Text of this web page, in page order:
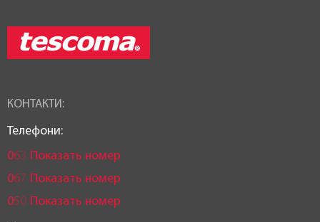
КОНТАКТИ:
Телефони:
063 Показать номер
067 Показать номер
050 Показать номер